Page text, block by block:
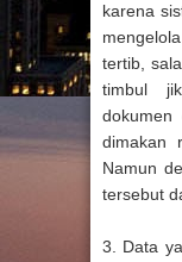
karena
tertib,
timbul
dokumen
dimakan
Namun
tersebut
3. Data